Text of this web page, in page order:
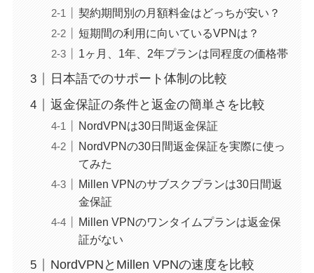
契約期間別の月額料金はどっちが安い？
短期間の利用に向いているVPNは？
1ヶ月、1年、2年プランは同程度の価格帯
日本語でのサポート体制の比較
返金保証の条件と返金の簡単さを比較
NordVPNは30日間返金保証
NordVPNの30日間返金保証を実際に使っ
てみた
Millen VPNのサブスクプランは30日間返
金保証
Millen VPNのワンタイムプランは返金保
証がない
NordVPNとMillen VPNの速度を比較